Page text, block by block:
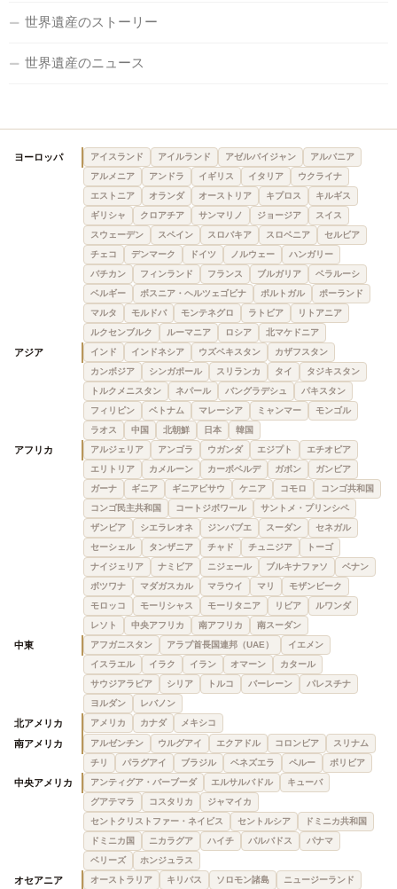
世界遺産のストーリー
世界遺産のニュース
ヨーロッパ アイスランド アイルランド アゼルバイジャン
アルバニア
アルメニア
アンドラ イギリス イタリア
ウクライナ
エストニア
オランダ オーストリア キプロス
キルギス
ギリシャ
クロアチア サンマリノ ジョージア
スイス
スウェーデン
スペイン スロバキア スロベニア
セルビア
チェコ
デンマーク ドイツ ノルウェー
ハンガリー
バチカン
フィンランド フランス ブルガリア
ベラルーシ
ベルギー
ボスニア・ヘルツェゴビナ ポルトガル
ポーランド
マルタ
モルドバ モンテネグロ ラトビア
リトアニア
ルクセンブルク
ルーマニア ロシア 北マケドニア
アジア インド インドネシア ウズベキスタン
カザフスタン
カンボジア
シンガポール スリランカ タイ
タジキスタン
トルクメニスタン
ネパール バングラデシュ
パキスタン
フィリピン
ベトナム マレーシア ミャンマー
モンゴル
ラオス
中国 北朝鮮 日本 韓国
アフリカ アルジェリア アンゴラ ウガンダ エジプト
エチオピア
エリトリア
カメルーン カーボベルデ ガボン
ガンビア
ガーナ
ギニア ギニアビサウ ケニア コモロ
コンゴ共和国
コンゴ民主共和国
コートジボワール
サントメ・プリンシペ
ザンビア
シエラレオネ ジンバブエ スーダン
セネガル
セーシェル
タンザニア チャド チュニジア
トーゴ
ナイジェリア
ナミビア ニジェール ブルキナファソ
ベナン
ボツワナ
マダガスカル マラウイ マリ
モザンビーク
モロッコ
モーリシャス モーリタニア リビア
ルワンダ
レソト
中央アフリカ 南アフリカ 南スーダン
中東 アフガニスタン アラブ首長国連邦（UAE）
イエメン
イスラエル
イラク イラン オマーン
カタール
サウジアラビア
シリア トルコ バーレーン
パレスチナ
ヨルダン
レバノン
北アメリカ アメリカ カナダ メキシコ
南アメリカ アルゼンチン ウルグアイ エクアドル コロンビア
スリナム
チリ
パラグアイ ブラジル ベネズエラ ペルー ボリビア
中央アメリカ アンティグア・バーブーダ エルサルバドル
キューバ
グアテマラ
コスタリカ
ジャマイカ
セントクリストファー・ネイビス
セントルシア
ドミニカ共和国
ドミニカ国
ニカラグア ハイチ バルバドス
パナマ
ベリーズ
ホンジュラス
オセアニア オーストラリア キリバス ソロモン諸島 ニュージーランド